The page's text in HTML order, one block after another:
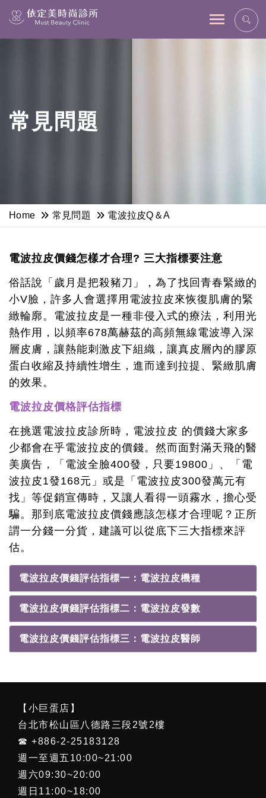
網站主選單
常見問題
Home 常見問題 電波拉皮Q＆A
電波拉皮價錢怎樣才合理? 三大指標要注意
俗話說「歲月是把殺豬刀」，為了找回青春緊緻的
小V臉，許多人會選擇用電波拉皮來恢復肌膚的緊
緻輪廓。電波拉皮是一種非侵入式的療法，利用光
熱作用，以頻率678萬赫茲的高頻無線電波導入深
層皮膚，讓熱能刺激皮下組織，讓真皮層內的膠原
蛋白收縮及持續性增生，進而達到拉提、緊緻肌膚
的效果。
電波拉皮價格評估指標
在挑選電波拉皮診所時，電波拉皮 的價錢大家多
少都會在乎電波拉皮的價錢。然而面對滿天飛的醫
美廣告，「電波全臉400發，只要19800」、「電
波拉皮1發168元」或是「電波拉皮300發萬元有
找」等促銷宣傳時，又讓人看得一頭霧水，擔心受
騙。那到底電波拉皮價錢應該怎樣才合理呢？正所
謂一分錢一分貨，建議可以從底下三大指標來評
估。
電波拉皮價錢評估指標一：電波拉皮機種
電波拉皮價錢評估指標二：電波拉皮發數
電波拉皮價錢評估指標三：電波拉皮醫師
【小巨蛋店】
台北市松山區八德路三段2號2樓
☎ +886-2-25183128
週一至週五10:00~21:00
週六09:30~20:00
週日11:00~18:00